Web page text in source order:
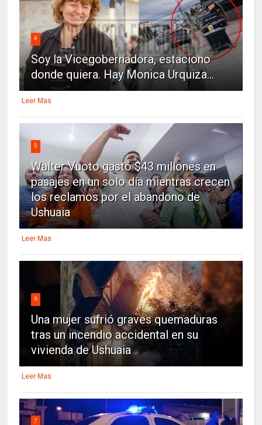
4
Soy la Vicegobernadora, estaciono
donde quiera. Hay Monica Urquiza...
Leer Mas
5
Walter Vuoto gastó $43 millones en
pasajes en un solo día mientras crecen
los reclamos por el abandono de
Ushuaia
Leer Mas
6
Una mujer sufrió graves quemaduras
tras un incendio accidental en su
vivienda de Ushuaia
Leer Mas
7